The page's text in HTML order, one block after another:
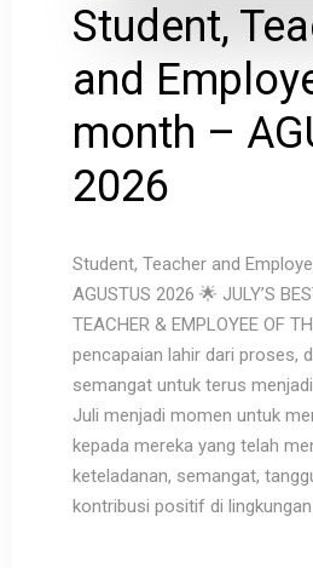
Student,
and
month –
2026
Student, Teacher and
AGUSTUS 2026 🌟 JULY’S
TEACHER & EMPLOYEE OF
pencapaian lahir dari proses,
semangat untuk terus
Juli menjadi momen untuk
kepada mereka yang telah
keteladanan, semangat,
kontribusi positif di